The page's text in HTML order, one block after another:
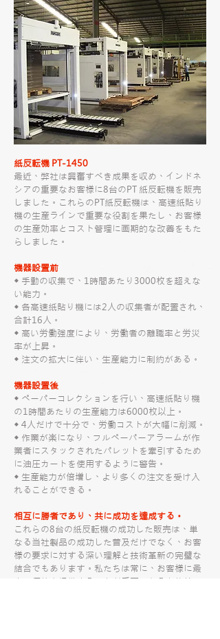
紙反転機 PT-1450
最近、弊社は興奮すべき成果を収め、インドネ
シアの重要なお客様に8台のPT 紙反転機を販売
しました。これらのPT紙反転機は、高速紙貼り
機の生産ラインで重要な役割を果たし、お客様
の生産効率とコスト管理に画期的な改善をもた
らしました。
機器設置前
◆ 手動の収集で、1時間あたり3000枚を超えな
い能力。
◆ 各高速紙貼り機には2人の収集者が配置され、
合計16人。
◆ 高い労働強度により、労働者の離職率と労災
率が上昇。
◆ 注文の拡大に伴い、生産能力に制約がある。
機器設置後
◆ ペーパーコレクションを行い、高速紙貼り機
の1時間あたりの生産能力は6000枚以上。
◆ 4人だけで十分で、労働コストが大幅に削減。
◆ 作業が楽になり、フルペーパーアラームが作
業者にスタックされたパレットを牽引するため
に油圧カートを使用するように警告。
◆ 生産能力が倍増し、より多くの注文を受け入
れることができる。
相互に勝者であり、共に成功を達成する。
これらの8台の紙反転機の成功した販売は、単
なる当社製品の成功した普及だけでなく、お客
様の要求に対する深い理解と技術革新の完璧な
結合でもあります。私たちは常に、お客様に最
大の価値を提供することが重要であると信じて